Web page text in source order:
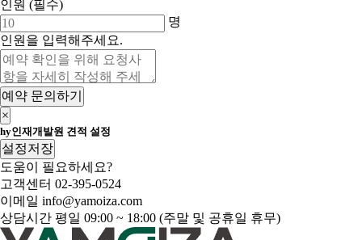
인원 (필수)
명
인원을 입력해주세요.
예약 문의하기
×
hy인재개발원 견적 설정
설정저장
도움이 필요하세요?
고객센터 02-395-0524
이메일 info@yamoiza.com
상담시간 평일 09:00 ~ 18:00 (주말 및 공휴일 휴무)